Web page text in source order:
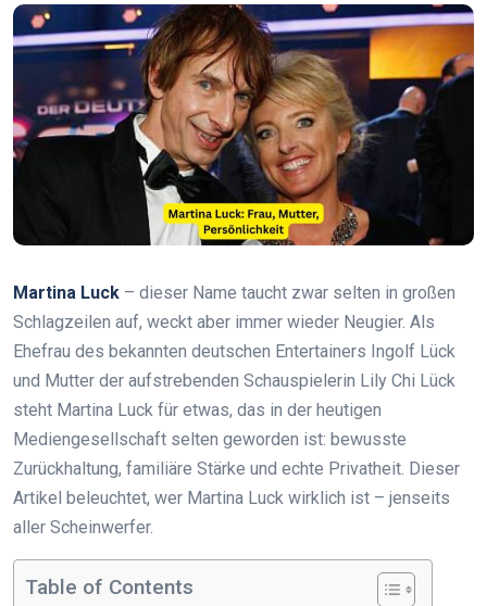
Martina Luck – dieser Name taucht zwar selten in großen
Schlagzeilen auf, weckt aber immer wieder Neugier. Als
Ehefrau des bekannten deutschen Entertainers Ingolf Lück
und Mutter der aufstrebenden Schauspielerin Lily Chi Lück
steht Martina Luck für etwas, das in der heutigen
Mediengesellschaft selten geworden ist: bewusste
Zurückhaltung, familiäre Stärke und echte Privatheit. Dieser
Artikel beleuchtet, wer Martina Luck wirklich ist – jenseits
aller Scheinwerfer.
Table of Contents